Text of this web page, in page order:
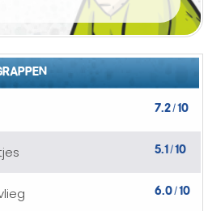
7.2/10
5.1/10
6.0/10